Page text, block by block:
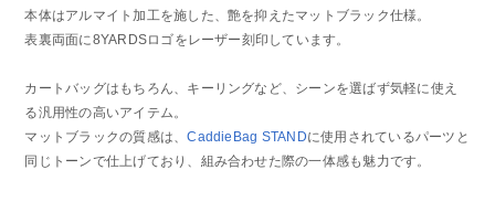
本体はアルマイト加工を施した、艶を抑えたマットブラック仕様。
表裏両面に8YARDSロゴをレーザー刻印しています。
カートバッグはもちろん、キーリングなど、シーンを選ばず気軽に使え
る汎用性の高いアイテム。
マットブラックの質感は、CaddieBag STANDに使用されているパーツと
同じトーンで仕上げており、組み合わせた際の一体感も魅力です。